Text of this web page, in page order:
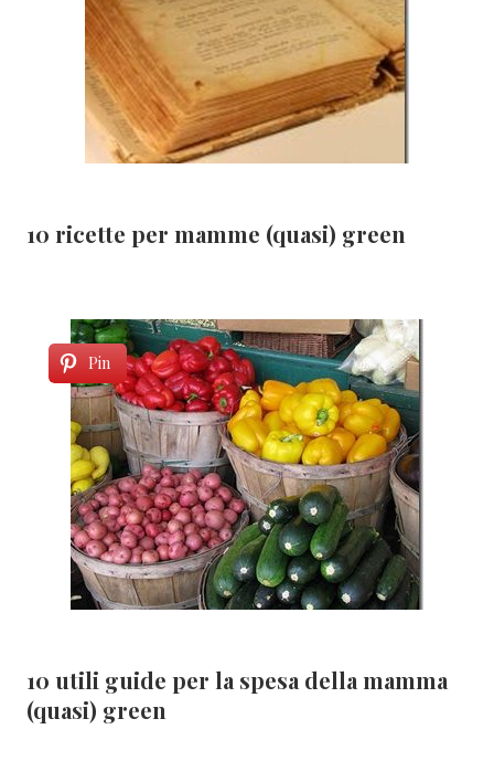
10 ricette per mamme (quasi) green
Pin
10 utili guide per la spesa della mamma
(quasi) green